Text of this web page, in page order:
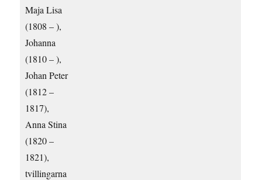
Maja Lisa
(1808 – ),
Johanna
(1810 – ),
Johan Peter
(1812 –
1817),
Anna Stina
(1820 –
1821),
tvillingarna